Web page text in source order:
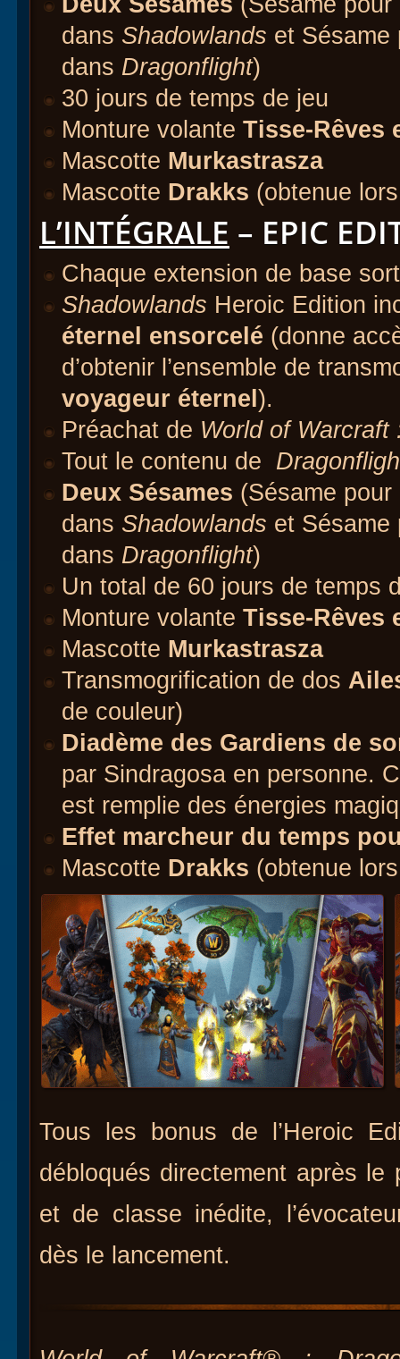
dans Shadowlands et Sésame
dans Dragonflight)
30 jours de temps de jeu
Monture volante Tisse-Rêves
Mascotte Murkastrasza
Mascotte Drakks (obtenue
L’INTÉGRALE – EPIC
Chaque extension de base
Shadowlands Heroic Edition
éternel ensorcelé (donne
d’obtenir l’ensemble de
voyageur éternel).
Préachat de World of Warcraft
Tout le contenu de
Deux Sésames (Sésame
dans Shadowlands et Sésame
dans Dragonflight)
Un total de 60 jours de temps
Monture volante Tisse-Rêves
Mascotte Murkastrasza
Transmogrification de dos
de couleur)
Diadème des Gardiens de
par Sindragosa en personne.
est remplie des énergies
Effet marcheur du temps
Mascotte Drakks (obtenue
Tous les bonus de l’Heroic
débloqués directement après
et de classe inédite,
dès le lancement.